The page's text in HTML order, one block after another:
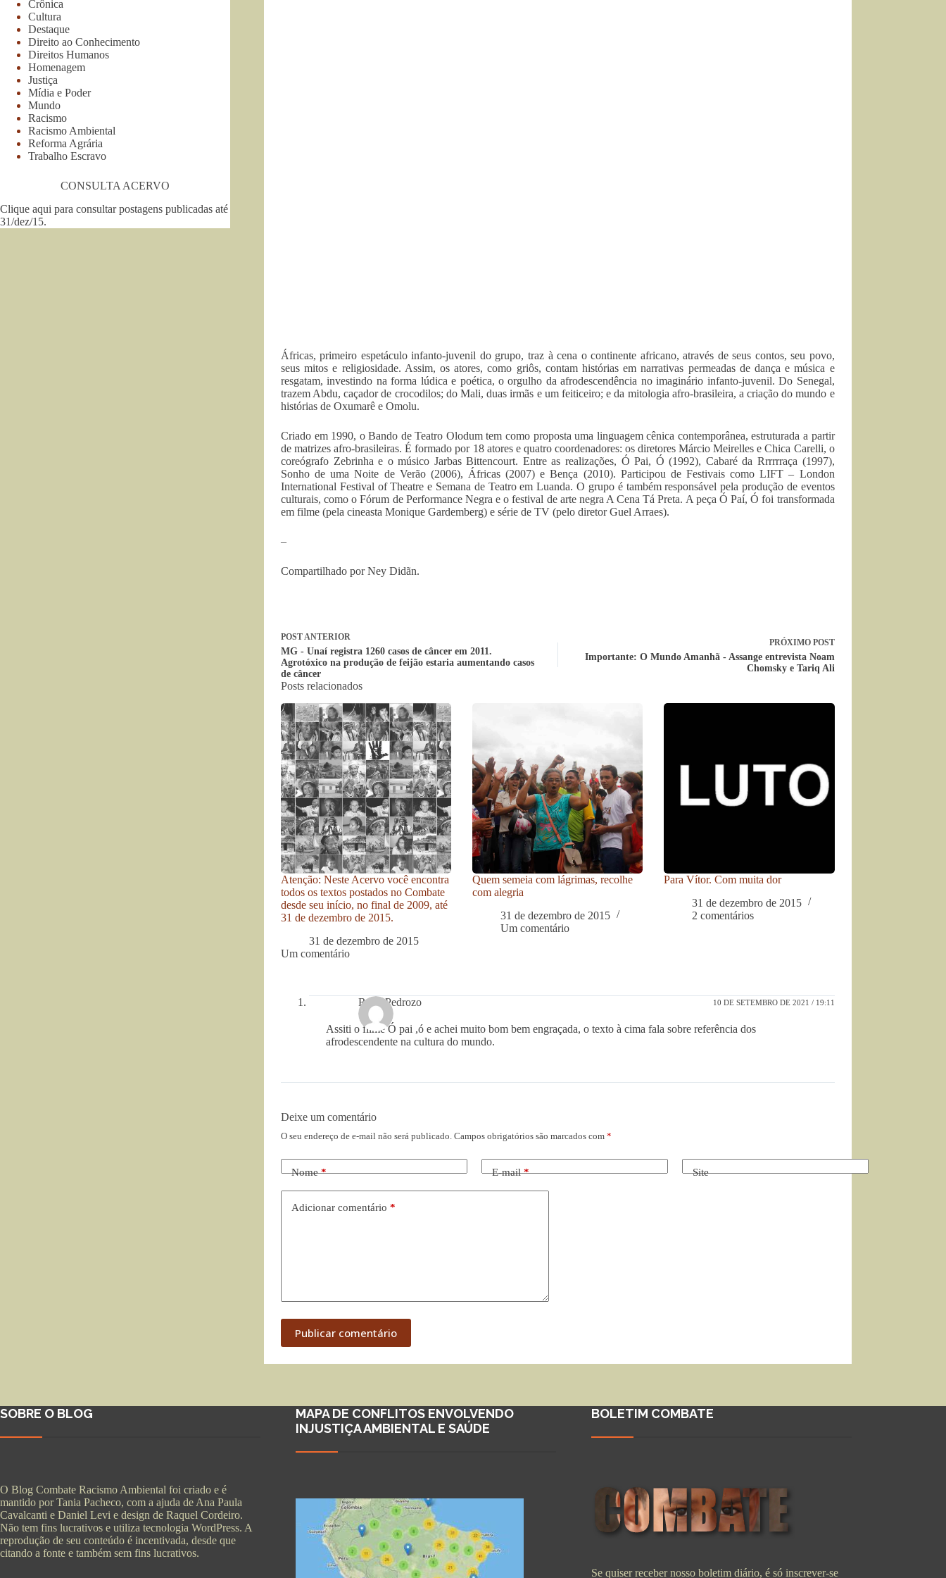
Áfricas, primeiro espetáculo infanto-juvenil do grupo, traz à cena o continente africano, através de seus contos, seu povo,
seus mitos e religiosidade. Assim, os atores, como griôs, contam histórias em narrativas permeadas de dança e música e
resgatam, investindo na forma lúdica e poética, o orgulho da afrodescendência no imaginário infanto-juvenil. Do Senegal,
trazem Abdu, caçador de crocodilos; do Mali, duas irmãs e um feiticeiro; e da mitologia afro-brasileira, a criação do mundo e
histórias de Oxumarê e Omolu.
Criado em 1990, o Bando de Teatro Olodum tem como proposta uma linguagem cênica contemporânea, estruturada a partir
de matrizes afro-brasileiras. É formado por 18 atores e quatro coordenadores: os diretores Márcio Meirelles e Chica Carelli, o
coreógrafo Zebrinha e o músico Jarbas Bittencourt. Entre as realizações, Ó Pai, Ó (1992), Cabaré da Rrrrrraça (1997),
Sonho de uma Noite de Verão (2006), Áfricas (2007) e Bença (2010). Participou de Festivais como LIFT – London
International Festival of Theatre e Semana de Teatro em Luanda. O grupo é também responsável pela produção de eventos
culturais, como o Fórum de Performance Negra e o festival de arte negra A Cena Tá Preta. A peça Ó Paí, Ó foi transformada
em filme (pela cineasta Monique Gardemberg) e série de TV (pelo diretor Guel Arraes).
–
Compartilhado por Ney Didãn.
POSTANTERIOR
MG - Unaí registra 1260 casos de câncer em 2011.
Agrotóxico na produção de feijão estaria aumentando casos
de câncer
PRÓXIMO POST
Importante: O Mundo Amanhã - Assange entrevista Noam
Chomsky e Tariq Ali
Posts relacionados
Atenção: Neste Acervo você encontra
todos os textos postados no Combate
desde seu início, no final de 2009, até
31 de dezembro de 2015.
31 de dezembro de 2015
Quem semeia com lágrimas, recolhe
com alegria
31 de dezembro de 2015
Um comentário
Para Vítor. Com muita dor
31 de dezembro de 2015
2 comentários
Um comentário
Ruan Pedrozo 10 DE SETEMBRO DE 2021 / 19:11
Assiti o filme Ó pai ,ó e achei muito bom bem engraçada, o texto à cima fala sobre referência dos
afrodescendente na cultura do mundo.
Deixe um comentário
O seu endereço de e-mail não será publicado. Campos obrigatórios são marcados com *
Nome* E-mail* Site
Adicionar comentário *
Publicar comentário
Crônica
Cultura
Destaque
Direito ao Conhecimento
Direitos Humanos
Homenagem
Justiça
Mídia e Poder
Mundo
Racismo
Racismo Ambiental
Reforma Agrária
Trabalho Escravo
CONSULTA ACERVO
Clique aqui para consultar postagens publicadas até
31/dez/15.
SOBRE O BLOG
O Blog Combate Racismo Ambiental foi criado e é
mantido por Tania Pacheco, com a ajuda de Ana Paula
Cavalcanti e Daniel Levi e design de Raquel Cordeiro.
Não tem fins lucrativos e utiliza tecnologia WordPress. A
reprodução de seu conteúdo é incentivada, desde que
citando a fonte e também sem fins lucrativos.
MAPA DE CONFLITOS ENVOLVENDO
INJUSTIÇA AMBIENTAL E SAÚDE
BOLETIM COMBATE
Se quiser receber nosso boletim diário, é só inscrever-se